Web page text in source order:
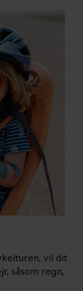
vil dit
såsom regn,